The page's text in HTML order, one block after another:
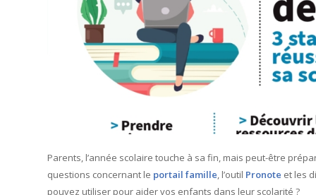
Parents, l’année scolaire touche à sa fin, mais peut-être
questions concernant le portail famille, l’outil Pronote et les
pouvez utiliser pour aider vos enfants dans leur scolarité ?